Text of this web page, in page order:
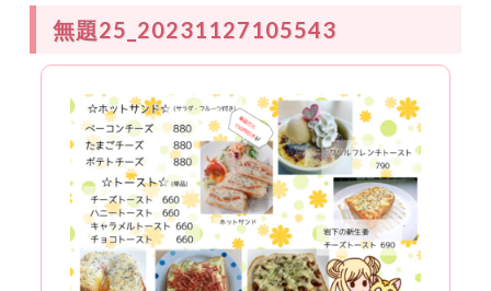
ッ
無題25_20231127105543